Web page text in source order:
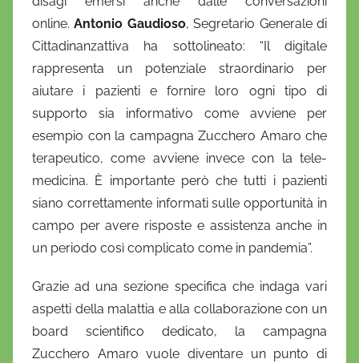
online.Antonio Gaudioso, Segretario Generale di
Cittadinanzattiva ha sottolineato: “Il digitale
rappresenta un potenziale straordinario per
aiutare i pazienti e fornire loro ogni tipo di
supporto sia informativo come avviene per
esempio con la campagna Zucchero Amaro che
terapeutico, come avviene invece con la tele-
medicina. È importante però che tutti i pazienti
siano correttamente informati sulle opportunità in
campo per avere risposte e assistenza anche in
un periodo così complicato come in pandemia”.
Grazie ad una sezione specifica che indaga vari
aspetti della malattia e alla collaborazione con un
board scientifico dedicato, la campagna
Zucchero Amaro vuole diventare un punto di